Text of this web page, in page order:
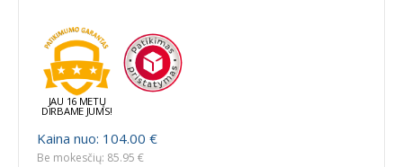
JAU 16 METŲ
DIRBAME JUMS!
Kaina nuo: 104.00 €
Be mokesčių: 85.95 €